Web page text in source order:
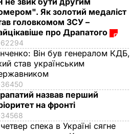
Як золотий медаліст
головкомом ЗСУ –
про Драпатого
62294
Він був генералом КДБ,
став українським
36450
назвав перший
на фронті
34568
спека в Україні сягне